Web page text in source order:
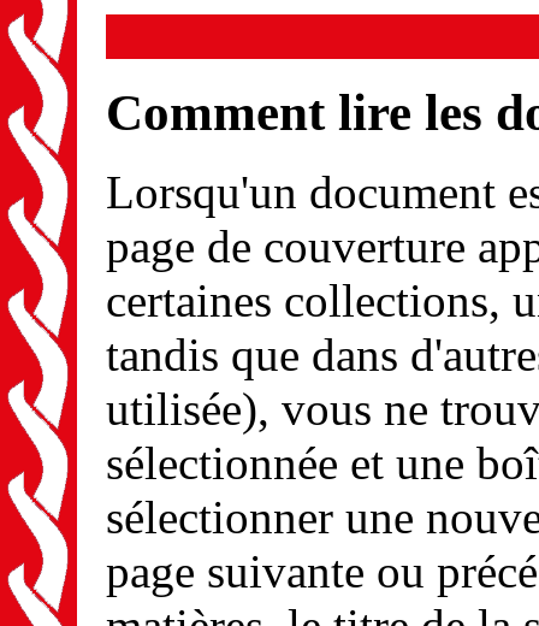
Comment lire les
Lorsqu'un document
page de couverture
certaines collections,
tandis que dans
utilisée), vous ne
sélectionnée et une
sélectionner une
page suivante ou